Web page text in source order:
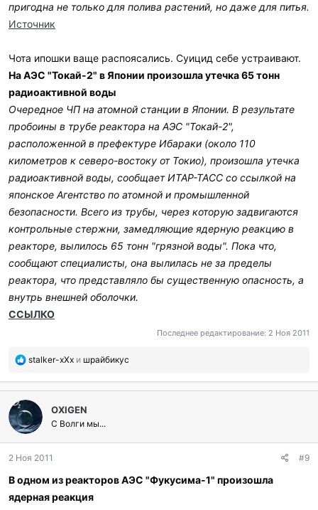
пригодна не только для полива растений, но даже для питья.
Источник
Чота ипошки ваще распоясались. Суицид себе устраивают.
На АЭС "Токай-2" в Японии произошла утечка 65 тонн
радиоактивной воды
Очередное ЧП на атомной станции в Японии. В результате
пробоины в трубе реактора на АЭС "Токай-2",
расположенной в префектуре Ибараки (около 110
километров к северо-востоку от Токио), произошла утечка
радиоактивной воды, сообщает ИТАР-ТАСС со ссылкой на
японское Агентство по атомной и промышленной
безопасности. Всего из трубы, через которую задвигаются
контрольные стержни, замедляющие ядерную реакцию в
реакторе, вылилось 65 тонн "грязной воды". Пока что,
сообщают специалисты, она вылилась не за пределы
реактора, что представляло бы существенную опасность, а
внутрь внешней оболочки.
ССЫЛКО
Последнее редактирование: 2 Ноя 2011
П
б
а
г
о
а
и
л
stalker-xXx и шрайбикус
OXIGEN
С Волги мы...
2 Ноя 2011 #9
В одном из реакторов АЭС "Фукусима-1" произошла
ядерная реакция